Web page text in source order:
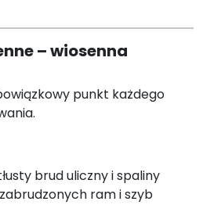
– wiosenna
punkt każdego
brud uliczny i spaliny
ram i szyb